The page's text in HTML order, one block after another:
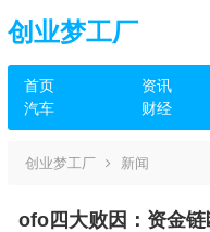
创业梦工厂
首页 资讯
汽车
财经
创业梦工厂 新闻
ofo四大败因：资金